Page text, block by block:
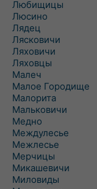
Любищицы
Люсино
Лядец
Лясковичи
Ляховичи
Ляховцы
Малеч
Малое Городище
Малорита
Мальковичи
Медно
Междулесье
Межлесье
Мерчицы
Микашевичи
Миловиды